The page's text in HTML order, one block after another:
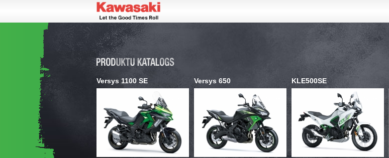
Versys 1100 SE Versys 650 KLE500SE